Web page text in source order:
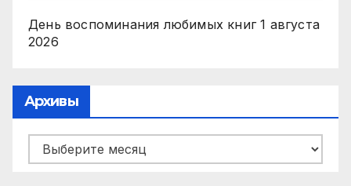
День воспоминания любимых книг 1 августа
2026
Архивы
Архивы